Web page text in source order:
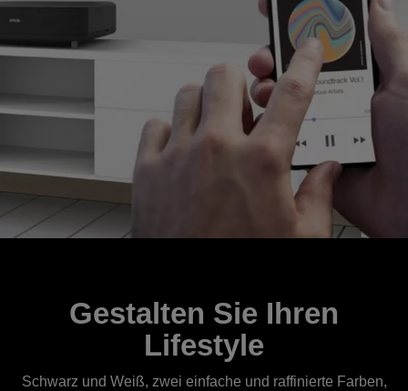
Gestalten Sie Ihren
Lifestyle
Schwarz und Weiß, zwei einfache und raffinierte Farben,